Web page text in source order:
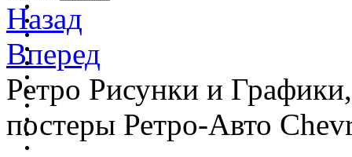
Назад
Вперед
Ретро Рисунки и
постеры Ретро-Авто